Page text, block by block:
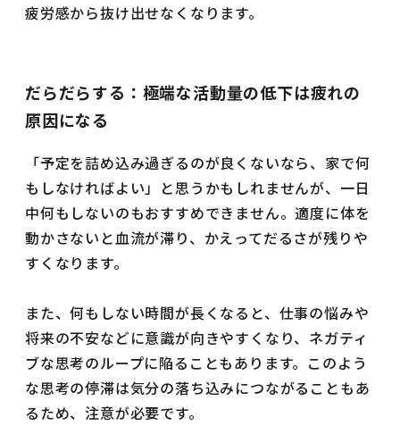
疲労感から抜け出せなくなります。
だらだらする：極端な活動量の低下は疲れの
原因になる
「予定を詰め込み過ぎるのが良くないなら、家で何
もしなければよい」と思うかもしれませんが、一日
中何もしないのもおすすめできません。適度に体を
動かさないと血流が滞り、かえってだるさが残りや
すくなります。
また、何もしない時間が長くなると、仕事の悩みや
将来の不安などに意識が向きやすくなり、ネガティ
ブな思考のループに陥ることもあります。このよう
な思考の停滞は気分の落ち込みにつながることもあ
るため、注意が必要です。